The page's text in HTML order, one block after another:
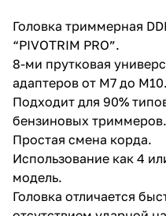
Головка триммерная
“PIVOTRIM PRO”.
8-ми прутковая
адаптеров от М7 до М10.
Подходит для 90%
бензиновых триммеров.
Простая смена корда.
Использование как 4
модель.
Головка отличается
недели